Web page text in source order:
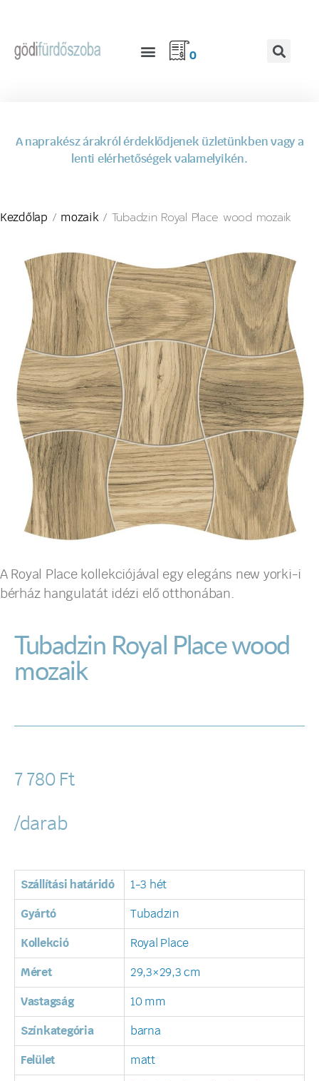
0
A naprakész árakról érdeklődjenek üzletünkben vagy a
lenti elérhetőségek valamelyikén.
Kezdőlap / mozaik/ Tubadzin Royal Place wood mozaik
A Royal Place kollekciójával egy elegáns new yorki-i
bérház hangulatát idézi elő otthonában.
Tubadzin Royal Place wood
mozaik
7 780 Ft
/darab
Szállítási határidó 1-3 hét
Gyártó Tubadzin
Kollekció Royal Place
Méret 29,3×29,3 cm
Vastagság 10 mm
Színkategória barna
Felület matt